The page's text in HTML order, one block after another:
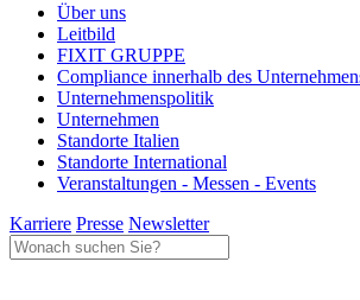
Über uns
Leitbild
FIXIT GRUPPE
Compliance innerhalb des
Unternehmenspolitik
Unternehmen
Standorte Italien
Standorte International
Veranstaltungen - Messen - Events
Karriere Presse Newsletter